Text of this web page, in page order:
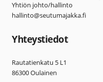
Yhtiön johto/hallinto
hallinto@seutumajakka.fi
Yhteystiedot
Rautatienkatu 5 L1
86300 Oulainen